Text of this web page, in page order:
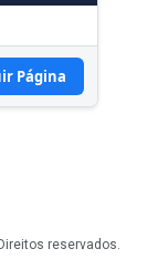
Página
reservados.